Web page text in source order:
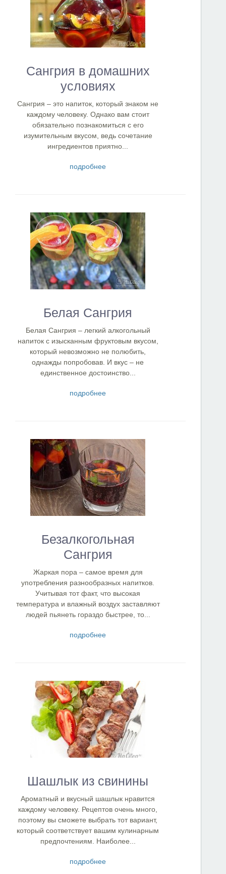
Сангрия в домашних
условиях
Сангрия – это напиток, который знаком не
каждому человеку. Однако вам стоит
обязательно познакомиться с его
изумительным вкусом, ведь сочетание
ингредиентов приятно...
подробнее
Белая Сангрия
Белая Сангрия – легкий алкогольный
напиток с изысканным фруктовым вкусом,
который невозможно не полюбить,
однажды попробовав. И вкус – не
единственное достоинство...
подробнее
Безалкогольная
Сангрия
Жаркая пора – самое время для
употребления разнообразных напитков.
Учитывая тот факт, что высокая
температура и влажный воздух заставляют
людей пьянеть гораздо быстрее, то...
подробнее
Шашлык из свинины
Ароматный и вкусный шашлык нравится
каждому человеку. Рецептов очень много,
поэтому вы сможете выбрать тот вариант,
который соответствует вашим кулинарным
предпочтениям. Наиболее...
подробнее